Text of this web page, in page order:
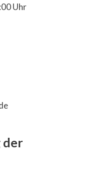
Uhr
der